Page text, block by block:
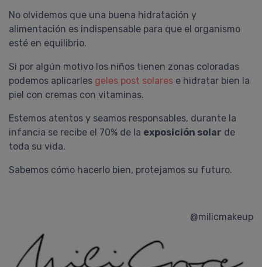
No olvidemos que una buena hidratación y
alimentación es indispensable para que el organismo
esté en equilibrio.
Si por algún motivo los niños tienen zonas coloradas
podemos aplicarles geles post solares e hidratar bien la
piel con cremas con vitaminas.
Estemos atentos y seamos responsables, durante la
infancia se recibe el 70% de la exposición solar de
toda su vida.
Sabemos cómo hacerlo bien, protejamos su futuro.
@milicmakeup